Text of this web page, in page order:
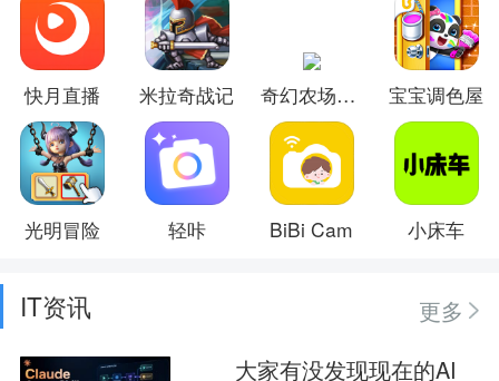
快月直播 米拉奇战记 奇幻农场物语 宝宝调色屋
光明冒险 轻咔 BiBi Cam 小床车
IT资讯
更多
大家有没发现现在的AI